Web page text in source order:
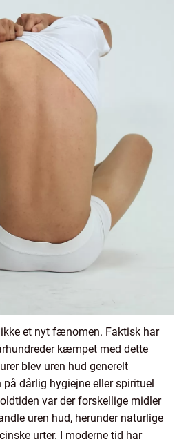
ikke et nyt fænomen. Faktisk har
kæmpet med dette
blev uren hud generelt
dårlig hygiejne eller spirituel
var der forskellige midler
uren hud, herunder naturlige
urter. I moderne tid har